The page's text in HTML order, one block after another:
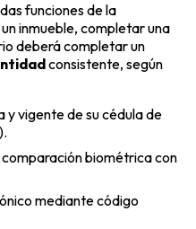
funciones de la
inmueble, completar una
deberá completar un
consistente, según
vigente de su cédula de
biométrica con
mediante código